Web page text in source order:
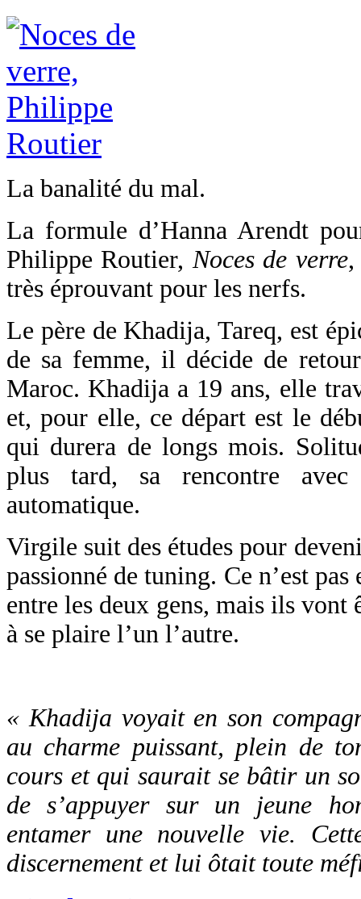
La banalité du mal.
La formule d’Hanna Arendt
Philippe Routier, Noces de verre,
très éprouvant pour les nerfs.
Le père de Khadija, Tareq, est
de sa femme, il décide de
Maroc. Khadija a 19 ans, elle
et, pour elle, ce départ est le
qui durera de longs mois.
plus tard, sa rencontre
automatique.
Virgile suit des études pour
passionné de tuning. Ce n’est
entre les deux gens, mais ils vont
à se plaire l’un l’autre.
« Khadija voyait en son
au charme puissant, plein de
cours et qui saurait se bâtir un
de s’appuyer sur un jeune
entamer une nouvelle vie.
discernement et lui ôtait toute